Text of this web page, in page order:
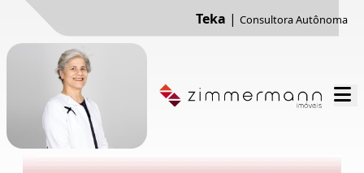
Teka | Consultora Autônoma